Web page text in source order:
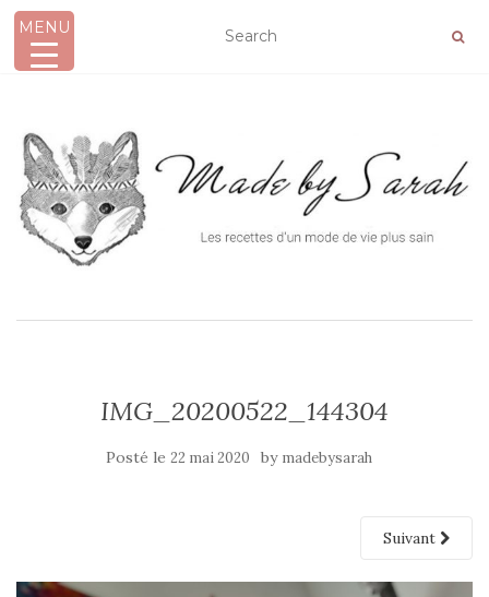
MENU
AFFICHER/MASQUER LA NAVIGATION
IMG_20200522_144304
Posté le 22 mai 2020 by madebysarah
Suivant